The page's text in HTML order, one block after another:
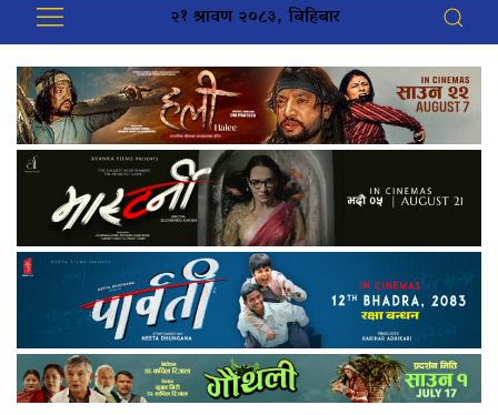
२१ श्रावण २०८३, बिहिबार